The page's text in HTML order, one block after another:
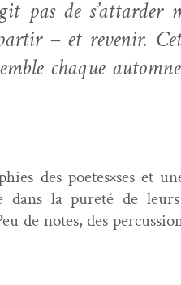
pas de s’attarder
– et revenir.
chaque
des poet­es×ses et
dans la pureté de
de notes, des